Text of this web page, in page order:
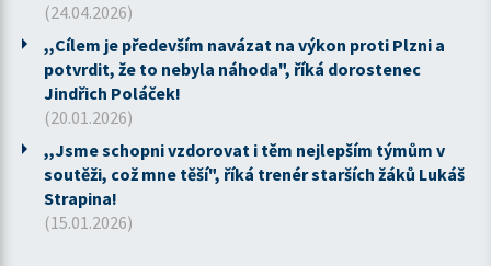
(24.04.2026)
,,Cílem je především navázat na výkon proti Plzni a
potvrdit, že to nebyla náhoda", říká dorostenec
Jindřich Poláček!
(20.01.2026)
,,Jsme schopni vzdorovat i těm nejlepším týmům v
soutěži, což mne těší", říká trenér starších žáků Lukáš
Strapina!
(15.01.2026)